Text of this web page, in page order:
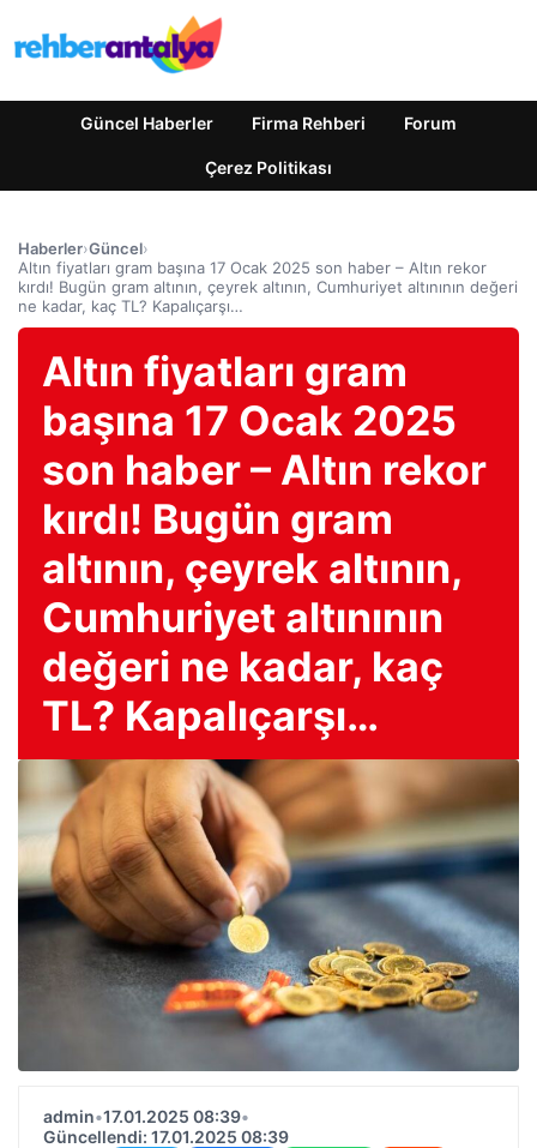
Güncel Haberler Firma Rehberi Forum
Çerez Politikası
Haberler›Güncel›
Altın fiyatları gram başına 17 Ocak 2025 son haber – Altın rekor
kırdı! Bugün gram altının, çeyrek altının, Cumhuriyet altınının değeri
ne kadar, kaç TL? Kapalıçarşı…
Altın fiyatları gram
başına 17 Ocak 2025
son haber – Altın rekor
kırdı! Bugün gram
altının, çeyrek altının,
Cumhuriyet altınının
değeri ne kadar, kaç
TL? Kapalıçarşı…
admin•17.01.2025 08:39•
Güncellendi: 17.01.2025 08:39